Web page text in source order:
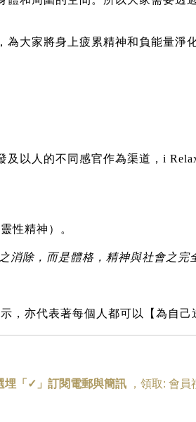
大家將身上疲累精神和負能量淨
以人的不同感官作為渠道，i
性精神）。
消除，而是體格，精神與社會之
，亦代表著每個人都可以【為自己
埋「✓」訂閱電郵與簡訊 ， 領取: 會員